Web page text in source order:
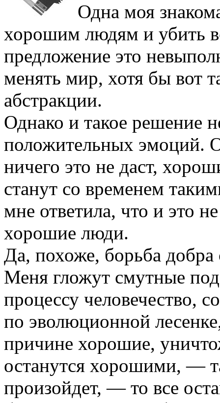
Одна моя
хорошим людям и убить
предложение это
менять мир, хотя бы вот
абстракции.
Однако и такое решение
положительных эмоций.
ничего это не даст,
станут со временем
мне ответила, что и это
хорошие люди.
Да, похоже, борьба добра
Меня гложут смутные
процессу человечество,
по эволюционной
причине хорошие,
останутся хорошими, —
произойдет, — то все